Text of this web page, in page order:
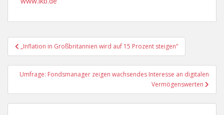
Beitragsnavigation
„Inflation in Großbritannien wird auf 15 Prozent steigen“
Umfrage: Fondsmanager zeigen wachsendes Interesse an digitalen
Vermögenswerten